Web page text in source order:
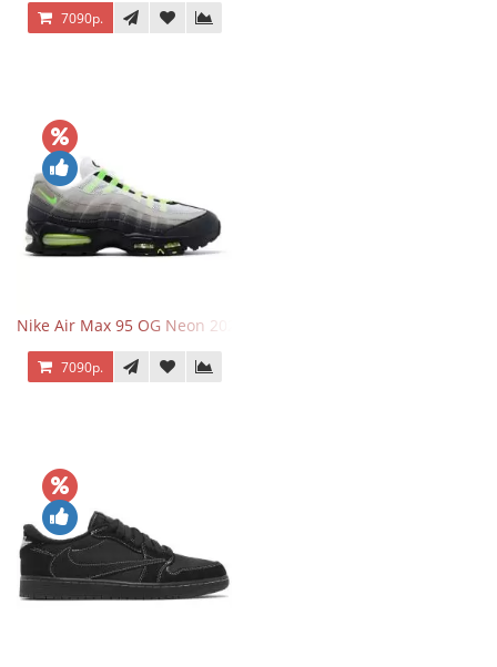
7090р.
Nike Air Max 95 OG Neon 2025
7090р.